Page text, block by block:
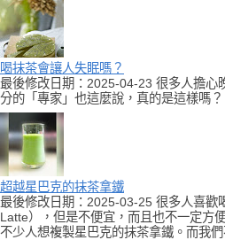
喝抹茶會讓人失眠嗎？
最後修改日期：2025-04-23 很多人擔心
分的「專家」也這麼說，真的是這樣嗎？
超越星巴克的抹茶拿鐵
最後修改日期：2025-03-25 很多人喜歡
Latte），但是不便宜，而且也不一定方
不少人想複製星巴克的抹茶拿鐵。而我